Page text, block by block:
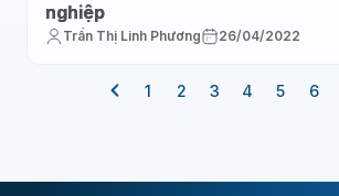
nghiệp
Trần Thị Linh Phương 26/04/2022
1 2 3 4 5 6